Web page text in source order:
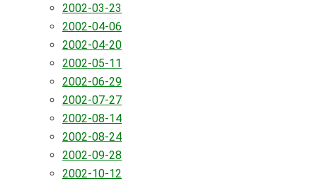
2002-03-23
2002-04-06
2002-04-20
2002-05-11
2002-06-29
2002-07-27
2002-08-14
2002-08-24
2002-09-28
2002-10-12